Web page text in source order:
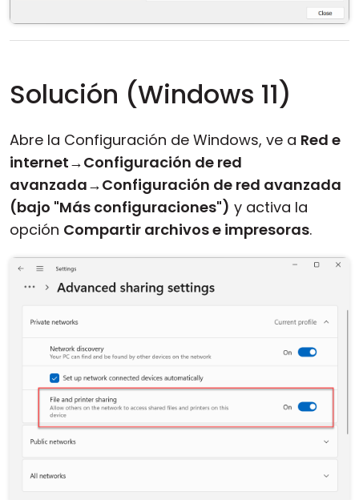
Solución (Windows 11)
Abre la Configuración de Windows, ve a Red e
internet→Configuración de red
avanzada→Configuración de red avanzada
(bajo "Más configuraciones") y activa la
opción Compartir archivos e impresoras.